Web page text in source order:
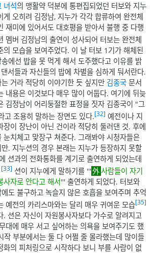
녀석의 맹활약 덕분에 통편집되었던 터보와 지누
게 오히려 김정남, 지누가 각각 합류하여 완전체
재미에 있어서도 대호평을 받아서 불행 중 다행
멤버 김정남의 출연이 성사되어 터보는 완전체
의 모습을 보여주었다. 이 날 터보 1기가 해체된
에선 밥을 못 먹게 해서 도주했다고 이유를 밝
서들과 자신들의 밥에 차별을 심하게 둬서란다.
거라 적당히 이야기한 듯 싶지만 김종국 문서
내용은 이것보다 매우 많이 어둡다. 여기에 뒤늦
김정남이 어리둥절한 표정을 짓자 김종국이 "그
고 조용히 말하는 장면도 있다.[32] 예전이나 지
이 장난이 아닌 건이라 적당히 둘러댄 것. 후에
눈치체고 맞장구 쳐준다. 그래봐야 시청자들은
. 지누션의 경우 본래는 지누가 등장하지 못할
션과의 전화통화를 계기로 출연하게 되었는데
[33] 션이 지누에게 말하기를 '''
사람들이 자기
사자로 안다고 해서''' 출연하게 되었다. 터보와
도 불구하고 녹슬지 않은 호흡을 보여주며 추억
예전의 카리스마와는 달리 매우 귀여운 모습[35]
. 션은 자신이 자원봉사자보다 가수로 알려지고
대에 매우 서고 싶어하는 의욕을 보여주기도 했
작 부분에서는 둘 다 어쩔 줄 몰라했는데 많이들
화의 피처링으로 시작하다 보니 부를 사람이 없